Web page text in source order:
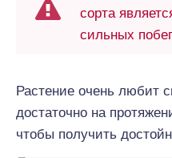
сорта
сильных
Растение очень любит
достаточно на
чтобы получить